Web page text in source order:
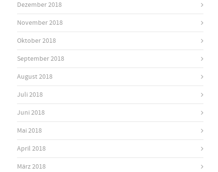
Dezember 2018
November 2018
Oktober 2018
September 2018
August 2018
Juli 2018
Juni 2018
Mai 2018
April 2018
März 2018